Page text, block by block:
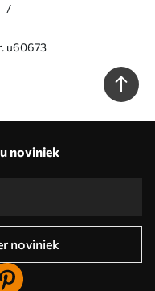
u60673
noviniek
noviniek